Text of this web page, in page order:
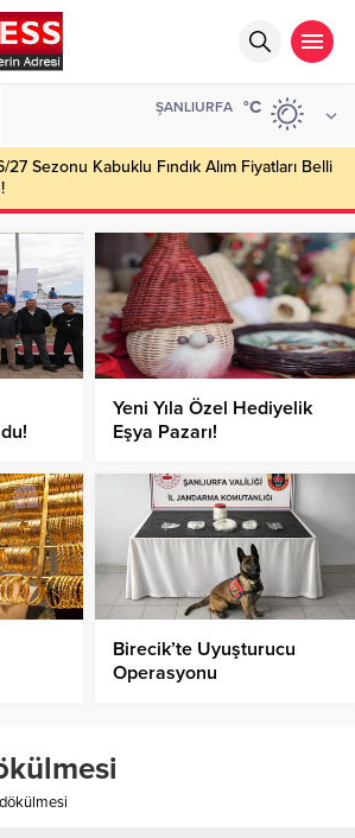
ŞANLIURFA °C
27 Sezonu Kabuklu Fındık Alım Fiyatları Belli
Yeni Yıla Özel Hediyelik
Eşya Pazarı!
Birecik’te Uyuşturucu
Operasyonu